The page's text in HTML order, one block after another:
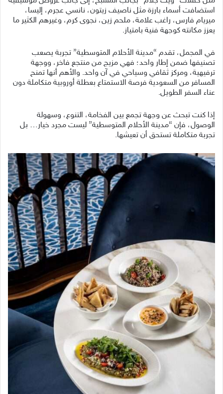
استضافت أسماء بارزة مثل ناصيف زيتون، نانسي عجرم، إليسا،
ميريام فارس، راغب علامة، ملحم زين، نجوى كرم، وغيرهم الكثير ما
يعزز مكانته كوجهة فنية بامتياز.
في المجمل، تقدم “مدينة الأحلام المتوسطية” تجربة يصعب
تصنيفها ضمن إطار واحد؛ فهي مزيج من منتجع فاخر، ووجهة
ترفيهية، ومركز ثقافي وسياحي في آن واحد. والأهم أنها تمنح
المسافر من السعودية فرصة الاستمتاع بعطلة أوروبية متكاملة دون
عناء السفر الطويل.
إذا كنت تبحث عن وجهة تجمع بين الفخامة، التنوع، وسهولة
الوصول، فإن “مدينة الأحلام المتوسطية” ليست مجرد خيار… بل
تجربة متكاملة تستحق أن تعيشها.